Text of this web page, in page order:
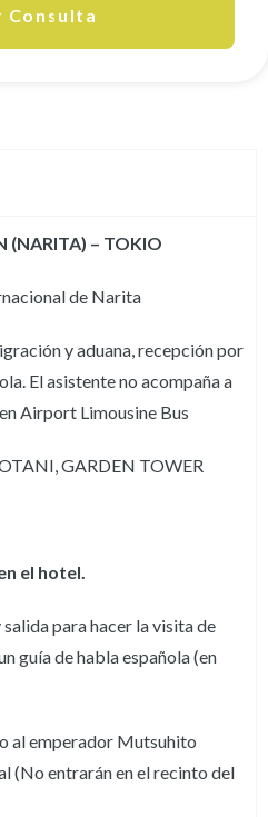
Consulta
(NARITA) – TOKIO
de Narita
y aduana, recepción por
El asistente no acompaña a
Airport Limousine Bus
GARDEN TOWER
el hotel.
para hacer la visita de
guía de habla española (en
al emperador Mutsuhito
(No entrarán en el recinto del